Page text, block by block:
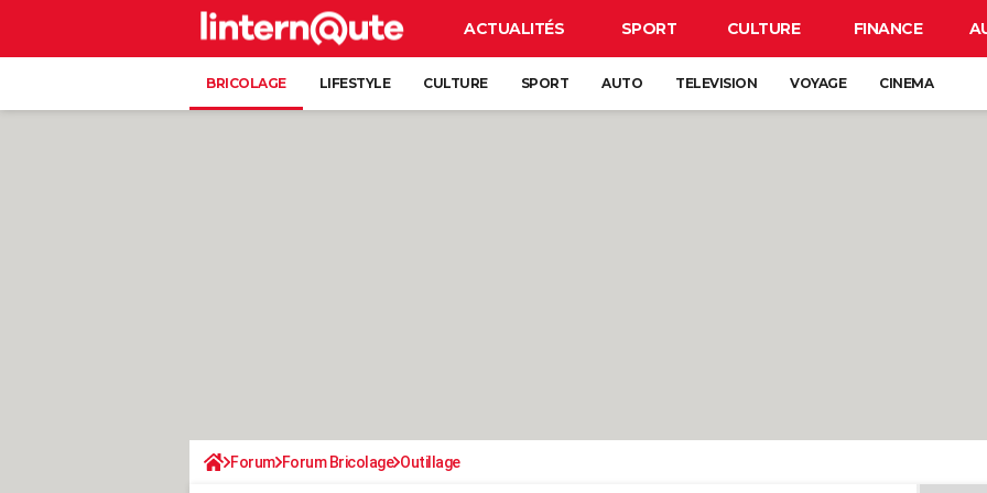
ACTUALITÉS SPORT CULTURE FINANCE
BRICOLAGE LIFESTYLE CULTURE SPORT AUTO TELEVISION VOYAGE CINEMA
Forum Forum Bricolage Outillage